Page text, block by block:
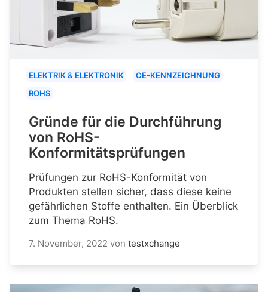
ELEKTRIK & ELEKTRONIK
CE-KENNZEICHNUNG
ROHS
Gründe für die Durchführung
von RoHS-
Konformitätsprüfungen
Prüfungen zur RoHS-Konformität von
Produkten stellen sicher, dass diese keine
gefährlichen Stoffe enthalten. Ein Überblick
zum Thema RoHS.
7. November, 2022 von testxchange